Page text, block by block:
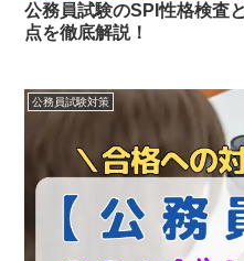
公務員試験のSPI性格検査
点を徹底解説！
公務員試験対策